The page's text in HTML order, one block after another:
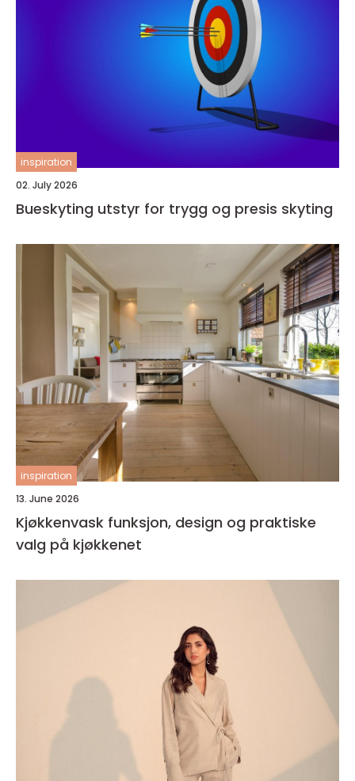
inspiration
02. July 2026
Bueskyting utstyr for trygg og presis skyting
inspiration
13. June 2026
Kjøkkenvask funksjon, design og praktiske
valg på kjøkkenet